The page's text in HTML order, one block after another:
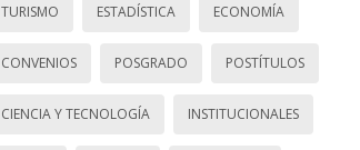
TURISMO ESTADÍSTICA ECONOMÍA
CONVENIOS POSGRADO POSTÍTULOS
CIENCIA Y TECNOLOGÍA INSTITUCIONALES